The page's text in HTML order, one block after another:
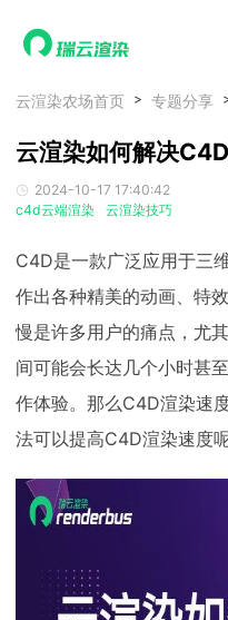
首页
产品服务
云制作
云渲染管理系统
AI视频插帧
云制作
云渲染管理系统
AI视频插帧
云制作
云渲染管理系统
AI视频插帧
云制作
云渲染管理系统
AI视频插帧
云制作
云渲染管理系统
AI视频插帧
云制作
云渲染管理系统
AI视频插帧
解决方案
Maya云渲染方案
3ds Max云渲染方案
Maya AI渲染方案
Maya云渲染方案
3ds Max云渲染方案
Maya AI渲染方案
Maya云渲染方案
3ds Max云渲染方案
Maya AI渲染方案
Maya云渲染方案
3ds Max云渲染方案
Maya AI渲染方案
Maya云渲染方案
3ds Max云渲染方案
Maya AI渲染方案
Maya云渲染方案
3ds Max云渲染方案
Maya AI渲染方案
价格
效果图价格
云制作价格
效果图价格
云制作价格
效果图价格
云制作价格
效果图价格
云制作价格
效果图价格
云制作价格
效果图价格
云制作价格
资讯&赛事
新闻资讯
渲染百科
渲染大赛
新闻资讯
渲染百科
渲染大赛
新闻资讯
渲染百科
渲染大赛
新闻资讯
渲染百科
渲染大赛
新闻资讯
渲染百科
渲染大赛
新闻资讯
渲染百科
渲染大赛
云渲染优惠攻略
青云平台
教育优惠
云渲染优惠攻略
青云平台
教育优惠
云渲染优惠攻略
青云平台
教育优惠
云渲染优惠攻略
青云平台
教育优惠
云渲染优惠攻略
青云平台
教育优惠
云渲染优惠攻略
青云平台
教育优惠
关于我们
下载动画客户端
效果图客户端
动画客户端
效果图客户端
动画客户端
效果图客户端
动画客户端
效果图客户端
动画客户端
效果图客户端
动画客户端
效果图客户端
帮助/教程
云渲染农场首页 专题分享
云渲染如何解决
2024-10-17 17:40:42
c4d云端渲染
云渲染技巧
C4D是一款广泛应用于三
作出各种精美的动画、特
慢是许多用户的痛点，尤
间可能会长达几个小时甚
作体验。那么C4D渲染速
法可以提高C4D渲染速度